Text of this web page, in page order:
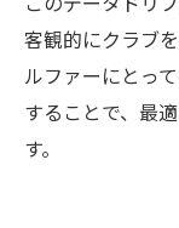
無料フ
落とし
試打会
判断
客観的にクラブ
ルファーにとっ
することで、最
す。